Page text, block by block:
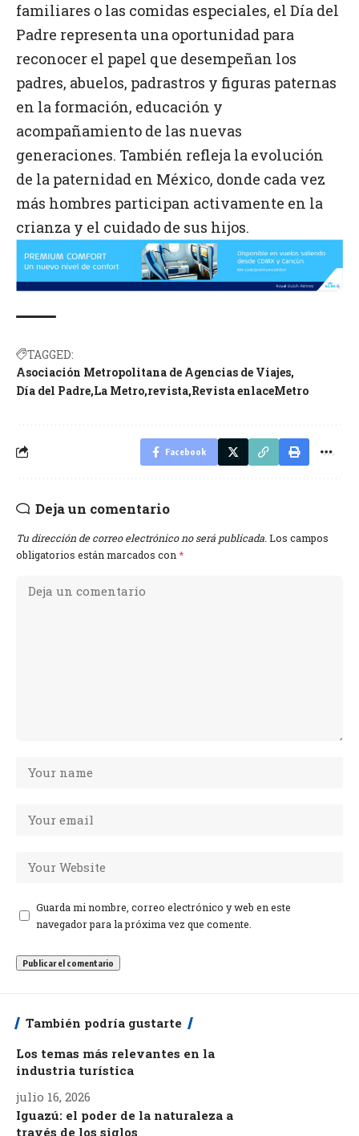
familiares o las comidas especiales, el Día del
Padre representa una oportunidad para
reconocer el papel que desempeñan los
padres, abuelos, padrastros y figuras paternas
en la formación, educación y
acompañamiento de las nuevas
generaciones. También refleja la evolución
de la paternidad en México, donde cada vez
más hombres participan activamente en la
crianza y el cuidado de sus hijos.
TAGGED:
Asociación Metropolitana de Agencias de Viajes
Día del Padre La Metro revista Revista enlaceMetro
Facebook
Deja un comentario
Tu dirección de correo electrónico no será publicada. Los campos
obligatorios están marcados con *
Guarda mi nombre, correo electrónico y web en este
navegador para la próxima vez que comente.
También podría gustarte
Los temas más relevantes en la
industria turística
julio 16, 2026
Iguazú: el poder de la naturaleza a
través de los siglos